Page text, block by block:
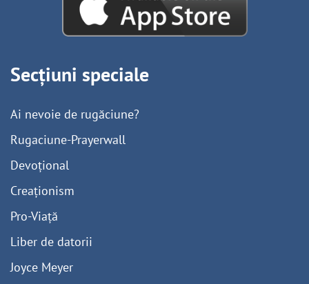
Secțiuni speciale
Ai nevoie de rugăciune?
Rugaciune-Prayerwall
Devoțional
Creaționism
Pro-Viață
Liber de datorii
Joyce Meyer